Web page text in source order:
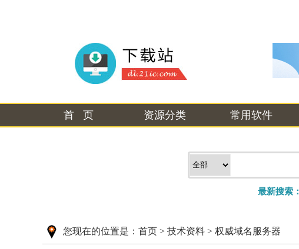
首 页 资源分类 常用软件
最新搜索：
您现在的位置是： 首页 > 技术资料 > 权威域名服务器